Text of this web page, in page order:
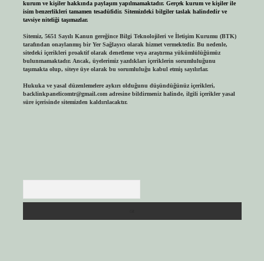
kurum ve kişiler hakkında paylaşım yapılmamaktadır. Gerçek kurum ve kişiler ile
isim benzerlikleri tamamen tesadüfidir. Sitemizdeki bilgiler taslak halindedir ve
tavsiye niteliği taşımazlar.
Sitemiz, 5651 Sayılı Kanun gereğince Bilgi Teknolojileri ve İletişim Kurumu (BTK)
tarafından onaylanmış bir Yer Sağlayıcı olarak hizmet vermektedir. Bu nedenle,
sitedeki içerikleri proaktif olarak denetleme veya araştırma yükümlülüğümüz
bulunmamaktadır. Ancak, üyelerimiz yazdıkları içeriklerin sorumluluğunu
taşımakta olup, siteye üye olarak bu sorumluluğu kabul etmiş sayılırlar.
Hukuka ve yasal düzenlemelere aykırı olduğunu düşündüğünüz içerikleri,
backlinkpanelicomtr@gmail.comadresine bildirmeniz halinde, ilgili içerikler yasal
süre içerisinde sitemizden kaldırılacaktır.